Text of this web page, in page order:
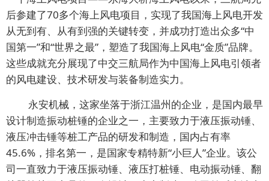
后参建了70多个海上风电项目，实现了我国海上风电开发
从无到有、从有到强的关键转变，并成功打造出众多“中
国第一”和“世界之最”，塑造了我国海上风电“金质”品牌。
这些成就充分展现了中交三航局作为中国海上风电引领者
的风电建设、技术研发与装备制造实力。
永安机械，这家坐落于浙江温州的企业，是国内最早
设计制造振动桩锤的企业之一，主要致力于液压振动锤、
液压冲击锤等桩工产品的研发和制造，国内占有率
45.6%，排名第一，是国家专精特新“小巨人”企业。该公
司一直致力于液压振动锤、液压打桩锤、电动振动锤、翻